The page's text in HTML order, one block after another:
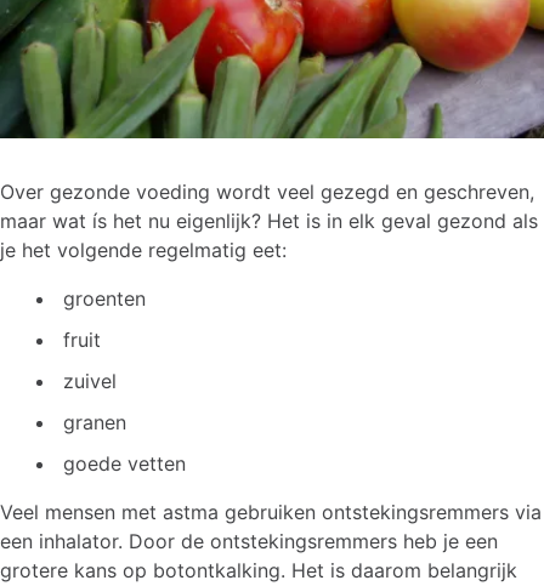
Over gezonde voeding wordt veel gezegd en geschreven,
maar wat ís het nu eigenlijk? Het is in elk geval gezond als
je het volgende regelmatig eet:
groenten
fruit
zuivel
granen
goede vetten
Veel mensen met astma gebruiken ontstekingsremmers via
een inhalator. Door de ontstekingsremmers heb je een
grotere kans op botontkalking. Het is daarom belangrijk